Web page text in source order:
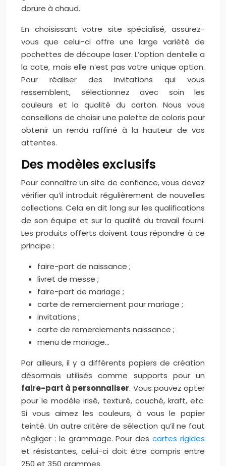
dorure à chaud.
En choisissant votre site spécialisé, assurez-
vous que celui-ci offre une large variété de
pochettes de découpe laser. L’option dentelle a
la cote, mais elle n’est pas votre unique option.
Pour réaliser des invitations qui vous
ressemblent, sélectionnez avec soin les
couleurs et la qualité du carton. Nous vous
conseillons de choisir une palette de coloris pour
obtenir un rendu raffiné à la hauteur de vos
attentes.
Des modèles exclusifs
Pour connaître un site de confiance, vous devez
vérifier qu’il introduit régulièrement de nouvelles
collections. Cela en dit long sur les qualifications
de son équipe et sur la qualité du travail fourni.
Les produits offerts doivent tous répondre à ce
principe :
faire-part de naissance ;
livret de messe ;
faire-part de mariage ;
carte de remerciement pour mariage ;
invitations ;
carte de remerciements naissance ;
menu de mariage…
Par ailleurs, il y a différents papiers de création
désormais utilisés comme supports pour un
faire-part à personnaliser. Vous pouvez opter
pour le modèle irisé, texturé, couché, kraft, etc.
Si vous aimez les couleurs, à vous le papier
teinté. Un autre critère de sélection qu’il ne faut
négliger : le grammage. Pour descartes rigides
et résistantes, celui-ci doit être compris entre
250 et 350 grammes.